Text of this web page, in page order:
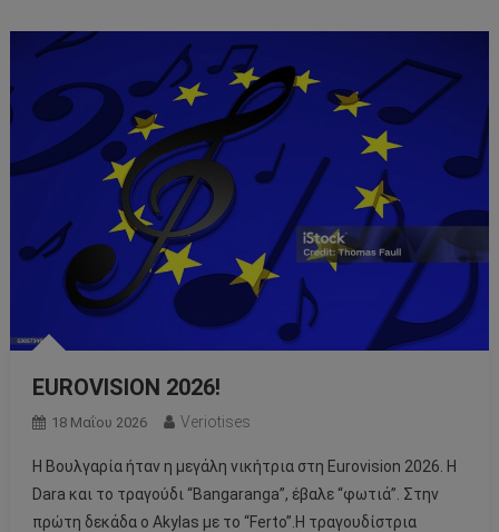
EUROVISION 2026!
18 Μαΐου 2026 Veriotises
Η Βουλγαρία ήταν η μεγάλη νικήτρια στη Eurovision 2026. Η
Dara και το τραγούδι “Bangaranga”, έβαλε “φωτιά”. Στην
πρώτη δεκάδα ο Akylas με το “Ferto”.Η τραγουδίστρια